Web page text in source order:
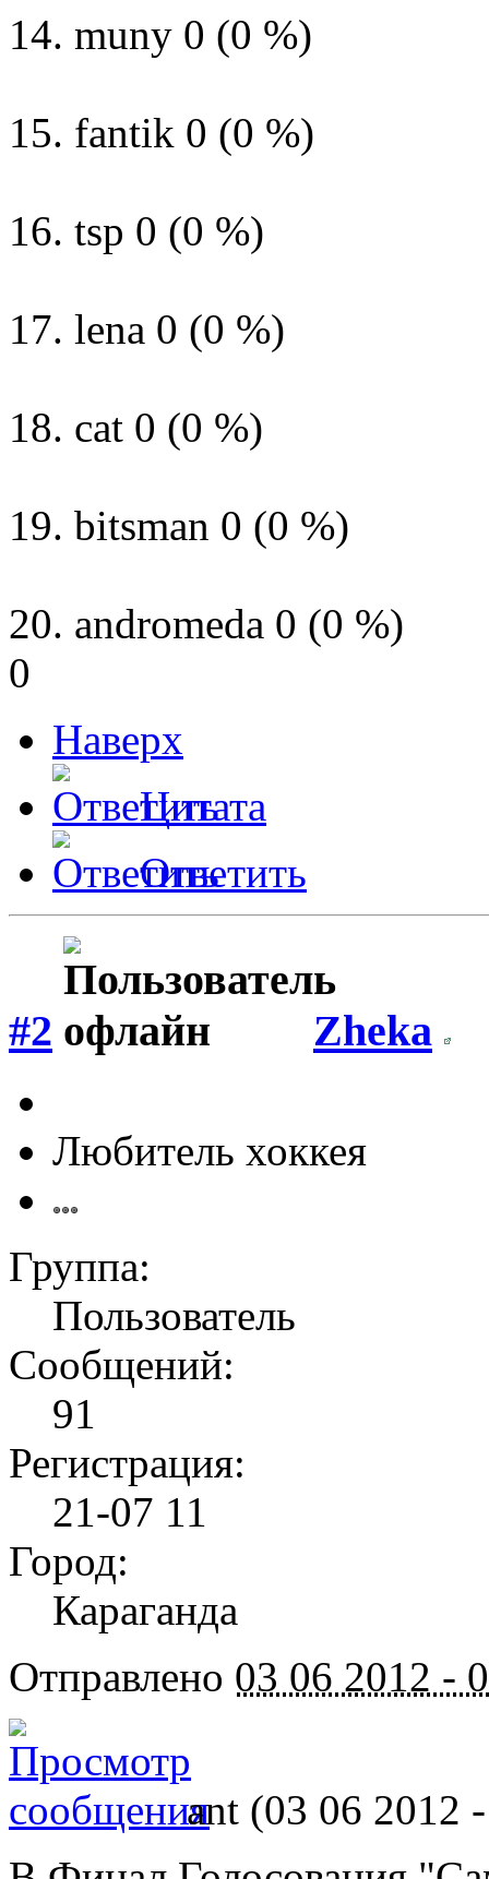
14. muny 0 (0 %)
15. fantik 0 (0 %)
16. tsp 0 (0 %)
17. lena 0 (0 %)
18. cat 0 (0 %)
19. bitsman 0 (0 %)
20. andromeda 0 (0 %)
0
Наверх
Цитата
Ответить
#2 Zheka
Любитель хоккея
Группа:
Пользователь
Сообщений:
91
Регистрация:
21-07 11
Город:
Караганда
Отправлено 03 06 2012 -
ant (03 06 2012